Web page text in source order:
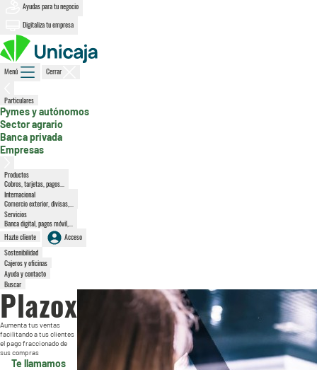
Ayudas para tu negocio
Digitaliza tu empresa
Menú Cerrar
Particulares
Pymes y autónomos, sección activa
Sector agrario
Banca privada
Empresas
Productos
Cobros, tarjetas, pagos...
Internacional
Comercio exterior, divisas,...
Servicios
Banca digital, pagos móvil,...
Hazte cliente
Acceso
Sostenibilidad
Cajeros y oficinas
Ayuda y contacto
Buscar
Plazox
Aumenta tus ventas
facilitando a tus clientes
el pago fraccionado de
sus compras
Te llamamos